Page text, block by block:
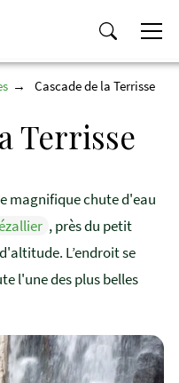
Cascade de la Terrisse
Terrisse
magnifique chute d'eau
, près du petit
L’endroit se
l'une des plus belles